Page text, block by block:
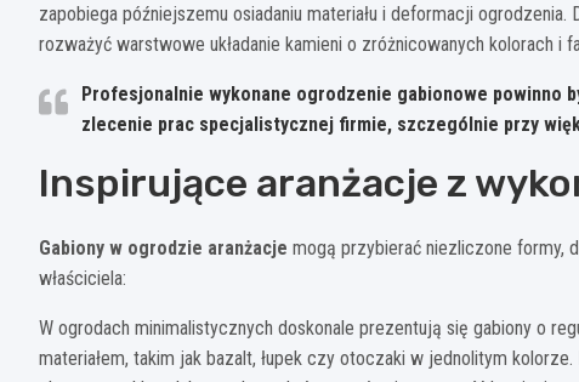
zapobiega późniejszemu osiadaniu materiału i deformacji
rozważyć warstwowe układanie kamieni o zróżnicowanych kolorach i
Profesjonalnie wykonane ogrodzenie gabionowe powinno
zlecenie prac specjalistycznej firmie, szczególnie przy
Inspirujące aranżacje z
Gabiony w ogrodzie aranżacje mogą przybierać niezliczone formy,
właściciela:
W ogrodach minimalistycznych doskonale prezentują się gabiony o
materiałem, takim jak bazalt, łupek czy otoczaki w jednolitym